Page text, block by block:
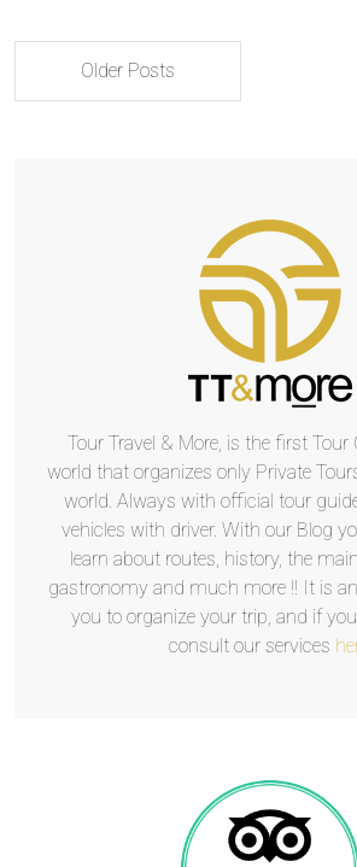
Tour Travel & More, is the first Tour
world that organizes only Private
world. Always with official tour
vehicles with driver. With our Blog
learn about routes, history, the
gastronomy and much more !! It is
you to organize your trip, and if
consult our services
Older Posts